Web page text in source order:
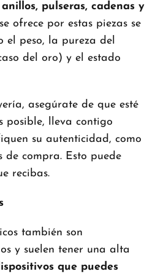
pulseras, cadenas y
ofrece por estas piezas se
el peso, la pureza del
del oro) y el estado
asegúrate de que esté
posible, lleva contigo
su autenticidad, como
compra. Esto puede
recibas.
también son
y suelen tener una alta
que puedes